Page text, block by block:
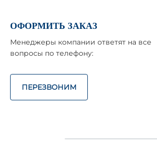
ОФОРМИТЬ ЗАКАЗ
Менеджеры компании ответят на все
вопросы по телефону:
ПЕРЕЗВОНИМ